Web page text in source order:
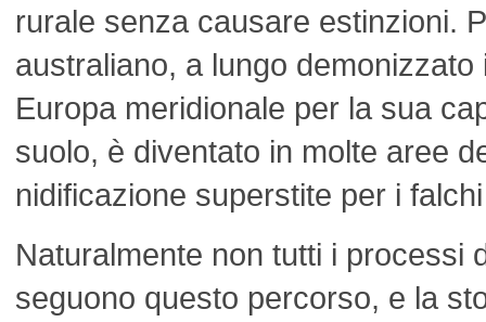
rurale senza causare estinzioni.
australiano, a lungo demonizzato
Europa meridionale per la sua
suolo, è diventato in molte aree
nidificazione superstite per i
Naturalmente non tutti i processi
seguono questo percorso, e la